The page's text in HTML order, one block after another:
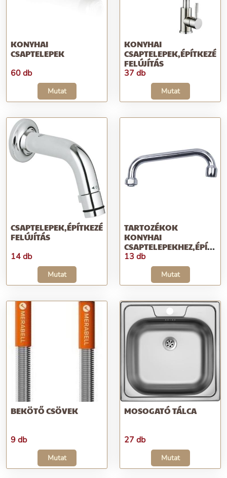
KONYHAI
CSAPTELEPEK
60 db
Mutat
KONYHAI
CSAPTELEPEK,ÉPÍTKEZÉS;
FELÚJÍTÁS
37 db
Mutat
CSAPTELEPEK,ÉPÍTKEZÉS;
FELÚJÍTÁS
14 db
Mutat
TARTOZÉKOK
KONYHAI
FELÚJÍTÁS
13 db
Mutat
BEKÖTŐ CSÖVEK
9 db
Mutat
MOSOGATÓ TÁLCA
27 db
Mutat